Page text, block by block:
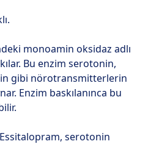
monoamin oksidaz adlı
Bu enzim serotonin,
gibi nörotransmitterlerin
Enzim baskılanınca bu
Essitalopram, serotonin